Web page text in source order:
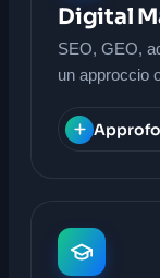
Digital
SEO, GEO,
un approccio